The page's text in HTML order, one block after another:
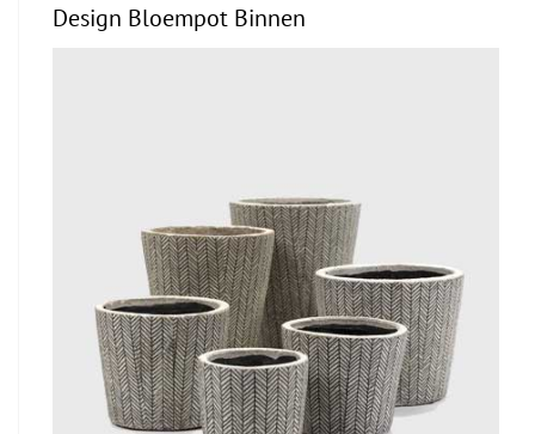
Design Bloempot Binnen